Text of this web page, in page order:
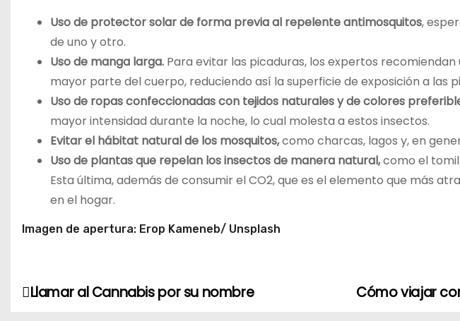
Uso de protector solar de forma previa al repelente antimosquitos,
de uno y otro.
Uso de manga larga. Para evitar las picaduras, los expertos
mayor parte del cuerpo, reduciendo así la superficie de exposición a las
Uso de ropas confeccionadas con tejidos naturales y de colores
mayor intensidad durante la noche, lo cual molesta a estos insectos.
Evitar el hábitat natural de los mosquitos,como charcas, lagos y, en
Uso de plantas que repelan los insectos de manera natural,como el
Esta última, además de consumir el CO2, que es el elemento que más
en el hogar.
Imagen de apertura: Erop Kameneb/ Unsplash
N
Cómo viajar
Llamar al Cannabis por su nombre